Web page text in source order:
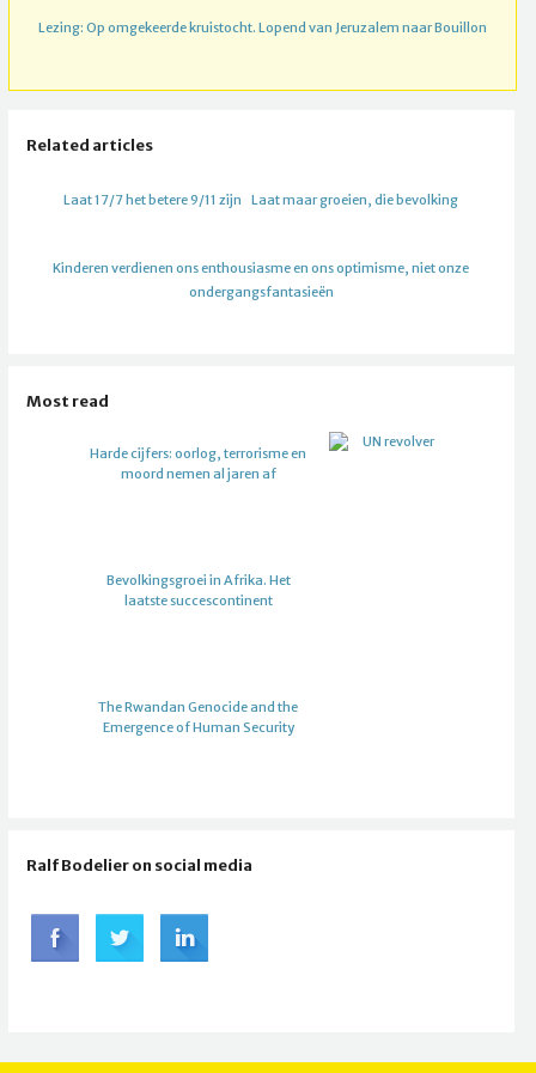
Lezing: Op omgekeerde kruistocht. Lopend van Jeruzalem naar Bouillon
Related articles
Laat 17/7 het betere 9/11 zijn Laat maar groeien, die bevolking
Kinderen verdienen ons enthousiasme en ons optimisme, niet onze
ondergangsfantasieën
Most read
Harde cijfers: oorlog, terrorisme en
moord nemen al jaren af
Bevolkingsgroei in Afrika. Het
laatste succescontinent
The Rwandan Genocide and the
Emergence of Human Security
Ralf Bodelier on social media